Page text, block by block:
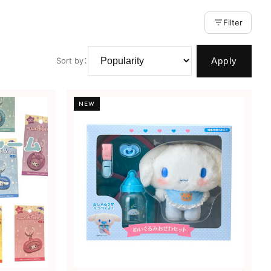
Filter
Sort by： Apply
NEW